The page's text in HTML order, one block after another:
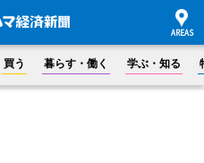
買う 暮らす・働く 学ぶ・知る